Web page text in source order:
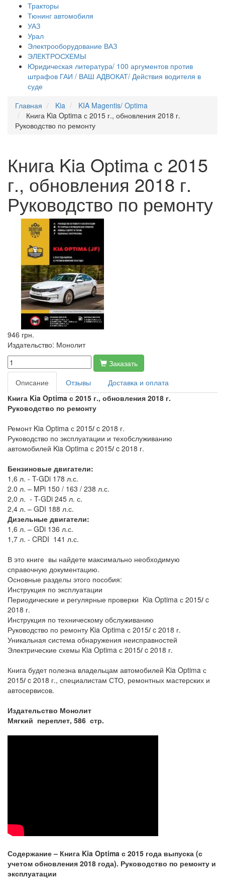
Тракторы
Тюнинг автомобиля
УАЗ
Урал
Электрооборудование ВАЗ
ЭЛЕКТРОСХЕМЫ
Юридическая литература/ 100 аргументов против
штрафов ГАИ / ВАШ АДВОКАТ/ Действия водителя в
суде
Главная
Kia
KIA Magentis/ Optima
Книга Kia Optima с 2015 г., обновления 2018 г.
Руководство по ремонту
Книга Kia Optima с 2015
г., обновления 2018 г.
Руководство по ремонту
946 грн.
Издательство: Монолит
Заказать
Описание
Отзывы
Доставка и оплата
Книга Kia Optima с 2015 г., обновления 2018 г.
Руководство по ремонту
Ремонт Kia Optima с 2015/ c 2018 г.
Руководство по эксплуатации и техобслуживанию
автомобилей Kia Optima с 2015/ c 2018 г.
Бензиновые двигатели:
1,6 л. - T-GDi 178 л.с.
2.0 л. – MPi 150 / 163 / 238 л.с.
2,0 л. - T-GDi 245 л. с.
2,4 л. – GDI 188 л.с.
Дизельные двигатели:
1,6 л. – GDi 136 л.с.
1,7 л. - CRDI 141 л.с.
В это книге вы найдете максимально необходимую
справочную документацию.
Основные разделы этого пособия:
Инструкция по эксплуатации
Периодические и регулярные проверки Kia Optima с 2015/ c
2018 г.
Инструкция по техническому обслуживанию
Руководство по ремонту Kia Optima с 2015/ c 2018 г.
Уникальная система обнаружения неисправностей
Электрические схемы Kia Optima с 2015/ c 2018 г.
Книга будет полезна владельцам автомобилей Kia Optima с
2015/ c 2018 г., специалистам СТО, ремонтных мастерских и
автосервисов.
Издательство Монолит
Мягкий переплет, 586 стр.
Содержание – Книга Kia Optima с 2015 года выпуска (с
учетом обновления 2018 года). Руководство по ремонту и
эксплуатации